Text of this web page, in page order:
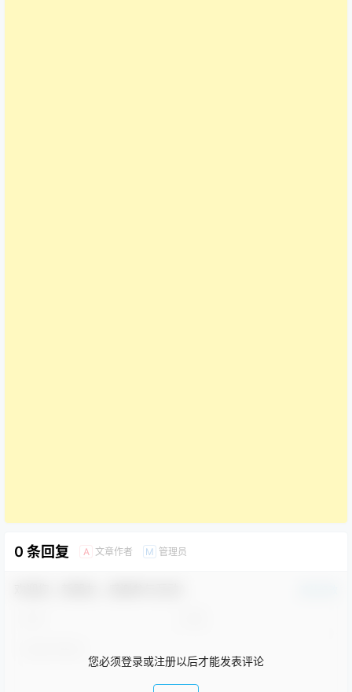
0 条回复 A 文章作者 M 管理员
您必须登录或注册以后才能发表评论